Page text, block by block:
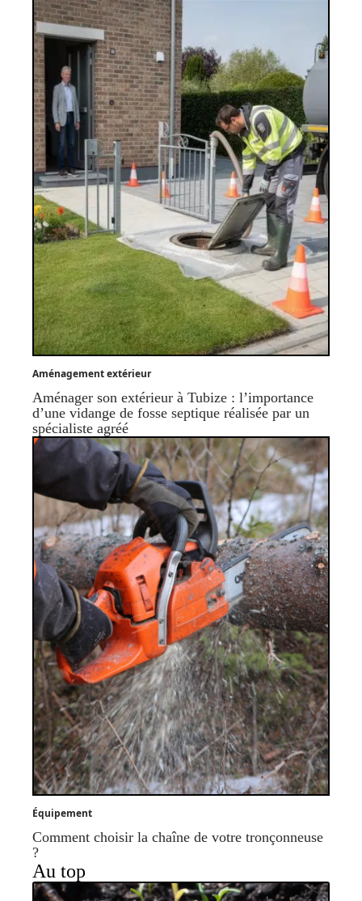
Aménagement extérieur
Aménager son extérieur à Tubize : l’importance
d’une vidange de fosse septique réalisée par un
spécialiste agréé
Équipement
Comment choisir la chaîne de votre tronçonneuse
?
Au top